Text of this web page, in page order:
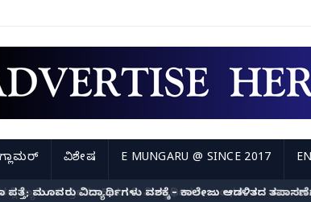
ಗ್ಲಾಮರ್ ವಿಶೇಷ E MUNGARU @ SINCE 2017
ಪತ್ತೆ; ಮೂವರು ವಿದ್ಯಾರ್ಥಿಗಳು ವಶಕ್ಕೆ – ಕಾಲೇಜು ಆಡಳಿತದ